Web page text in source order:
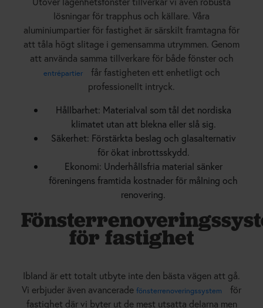
lösningar för trapphus och källare. Våra
aluminiumpartier för fastighet är särskilt framtagna för
att tåla högt slitage i gemensamma utrymmen. Genom
att använda samma tillverkare för både fönster och
entrépartier
får fastigheten ett enhetligt och
professionellt intryck.
Hållbarhet: Materialval som tål det nordiska
klimatet utan att blekna eller slå sig.
Säkerhet: Förstärkta beslag och glasalternativ
för ökat inbrottsskydd.
Ekonomi: Underhållsfria material sänker
föreningens framtida kostnader för målning och
renovering.
för fastighet
Ibland är ett totalt utbyte inte den bästa vägen att gå.
Vi erbjuder även avancerade fönsterrenoveringssystem
för
fastighet där vi byter ut de mest utsatta delarna men